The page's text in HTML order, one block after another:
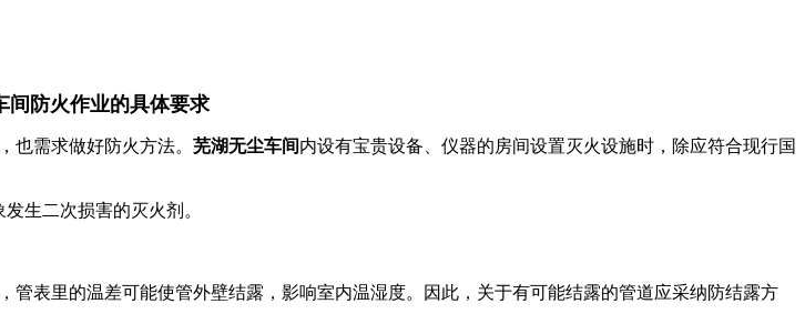
间防火作业的具体要求
需求做好防火方法。 芜湖无尘车间内设有宝贵设备、仪器的房间设置灭火设施时，除应符合现行国
生二次损害的灭火剂。
表里的温差可能使管外壁结露，影响室内温湿度。因此，关于有可能结露的管道应采纳防结露方